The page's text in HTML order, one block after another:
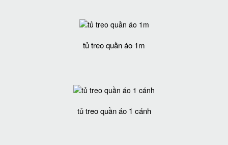
tủ treo quần áo 1m
tủ treo quần áo 1 cánh